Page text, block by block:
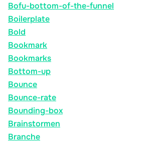
Bofu-bottom-of-the-funnel
Boilerplate
Bold
Bookmark
Bookmarks
Bottom-up
Bounce
Bounce-rate
Bounding-box
Brainstormen
Branche